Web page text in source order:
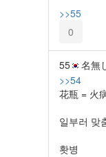
>>55
0
55 名無
>>54
花瓶 = 火
일부러 맞
홧병